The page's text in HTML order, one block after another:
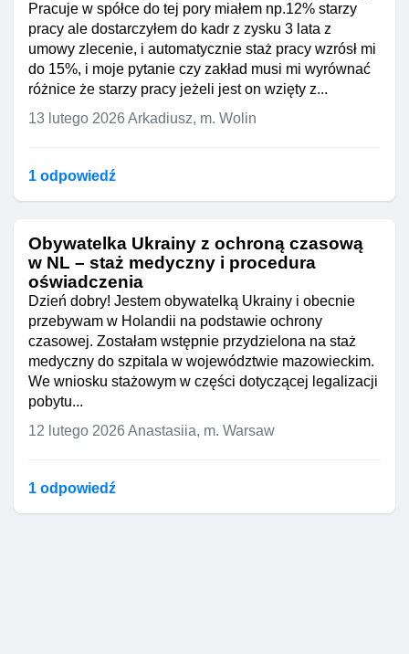
Pracuje w spółce do tej pory miałem np.12% starzy
pracy ale dostarczyłem do kadr z zysku 3 lata z
umowy zlecenie, i automatycznie staż pracy wzrósł mi
do 15%, i moje pytanie czy zakład musi mi wyrównać
różnice że starzy pracy jeżeli jest on wzięty z...
13 lutego 2026 Arkadiusz, m. Wolin
1 odpowiedź
Obywatelka Ukrainy z ochroną czasową
w NL – staż medyczny i procedura
oświadczenia
Dzień dobry! Jestem obywatelką Ukrainy i obecnie
przebywam w Holandii na podstawie ochrony
czasowej. Zostałam wstępnie przydzielona na staż
medyczny do szpitala w województwie mazowieckim.
We wniosku stażowym w części dotyczącej legalizacji
pobytu...
12 lutego 2026 Anastasiia, m. Warsaw
1 odpowiedź